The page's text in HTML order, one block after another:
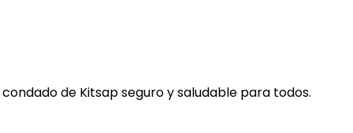
condado de Kitsap seguro y saludable para todos.